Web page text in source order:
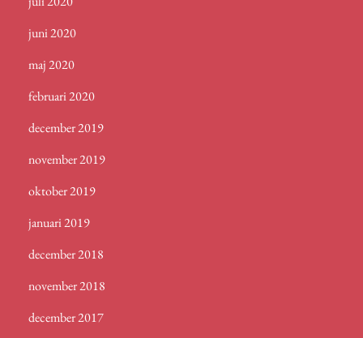
juni 2020
maj 2020
februari 2020
december 2019
november 2019
oktober 2019
januari 2019
december 2018
november 2018
december 2017